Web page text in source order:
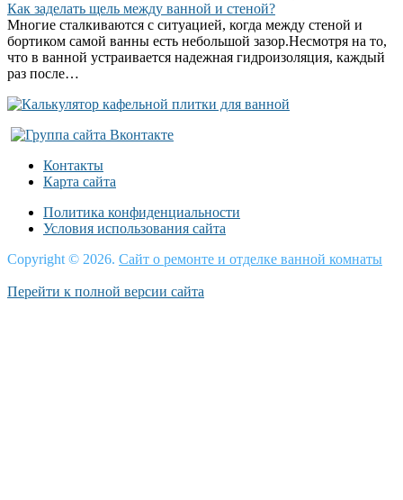
Как заделать щель между ванной и стеной?
Многие сталкиваются с ситуацией, когда между стеной и
бортиком самой ванны есть небольшой зазор.Несмотря на то,
что в ванной устраивается надежная гидроизоляция, каждый
раз после…
Контакты
Карта сайта
Политика конфиденциальности
Условия использования сайта
Copyright © 2026. Сайт о ремонте и отделке ванной комнаты
Перейти к полной версии сайта